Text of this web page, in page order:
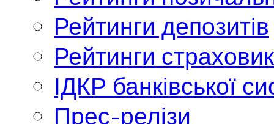
Рейтинги депозитів
Рейтинги
ІДКР банківської
Прес-релізи